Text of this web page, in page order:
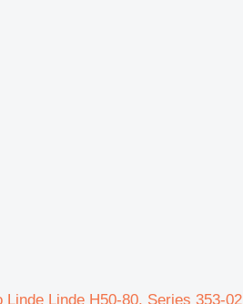
Linde H50-80, Series 353-02